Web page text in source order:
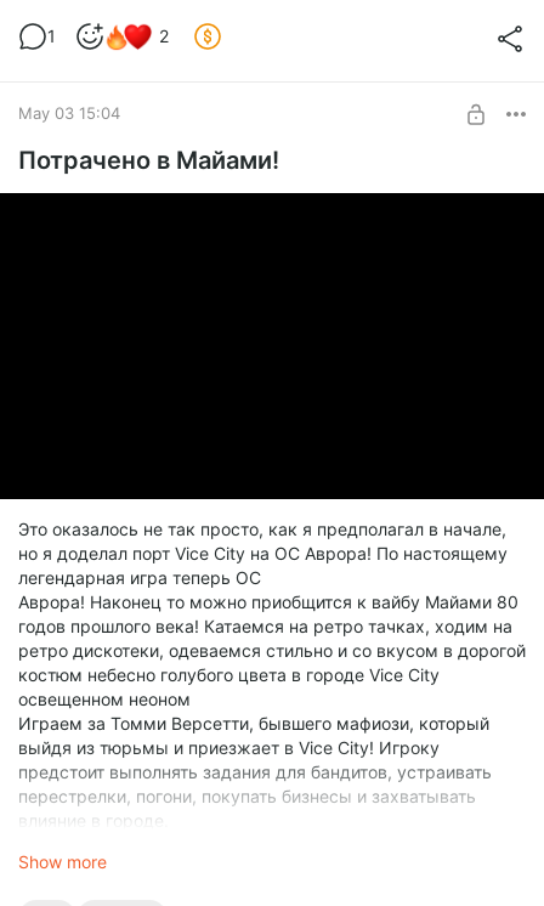
1 2
May 03 15:04
Потрачено в Майами!
Это оказалось не так просто, как я предполагал в начале,
но я доделал порт Vice City на ОС Аврора! По настоящему
легендарная игра теперь ОС
Аврора! Наконец то можно приобщится к вайбу Майами 80
годов прошлого века! Катаемся на ретро тачках, ходим на
ретро дискотеки, одеваемся стильно и со вкусом в дорогой
костюм небесно голубого цвета в городе Vice City
освещенном неоном
Играем за Томми Версетти, бывшего мафиози, который
выйдя из тюрьмы и приезжает в Vice City! Игроку
предстоит выполнять задания для бандитов, устраивать
перестрелки, погони, покупать бизнесы и захватывать
влияние в городе.
вертолетиком с тачсрикнша?
Show more